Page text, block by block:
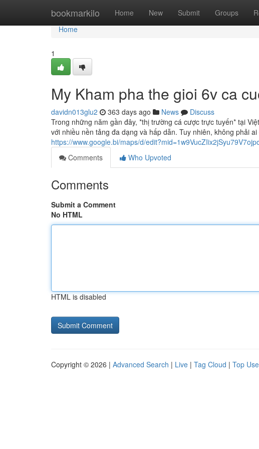
bookmarkilo Home New Submit Groups
Home
Home
1
My Kham pha the gioi 6v ca
davidn013glu2 363 days ago News
Discuss
Trong những năm gần đây, *thị trường cá cược trực tuyến* tại
với nhiều nền tảng đa dạng và hấp dẫn. Tuy nhiên, không phải
https://www.google.bi/maps/d/
Comments
Who Upvoted
Comments
Submit a Comment
No HTML
HTML is disabled
Copyright © 2026 | Advanced Search | Live | Tag Cloud | Top